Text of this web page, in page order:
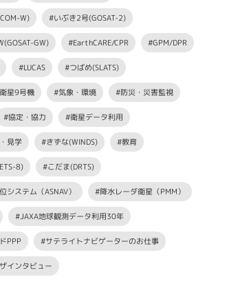
W) #いぶき2号(GOSAT-2)
GW) #EarthCARE/CPR #GPM/DPR
#LUCAS #つばめ(SLATS)
星9号機 #気象・環境 #防災・災害監視
#協定・協力 #衛星データ利用
見学 #きずな(WINDS) #教育
8) #こだま(DRTS)
システム（ASNAV） #降水レーダ衛星（PMM）
#JAXA地球観測データ利用30年
PPP #サテライトナビゲーターのお仕事
インタビュー